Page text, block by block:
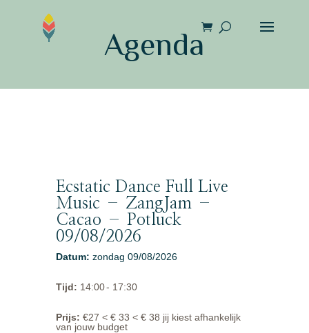
Agenda
Ecstatic Dance Full Live
Music – ZangJam –
Cacao – Potluck
09/08/2026
Datum: zondag 09/08/2026
Tijd: 14:00- 17:30
Prijs: €27 < € 33 < € 38 jij kiest afhankelijk
van jouw budget